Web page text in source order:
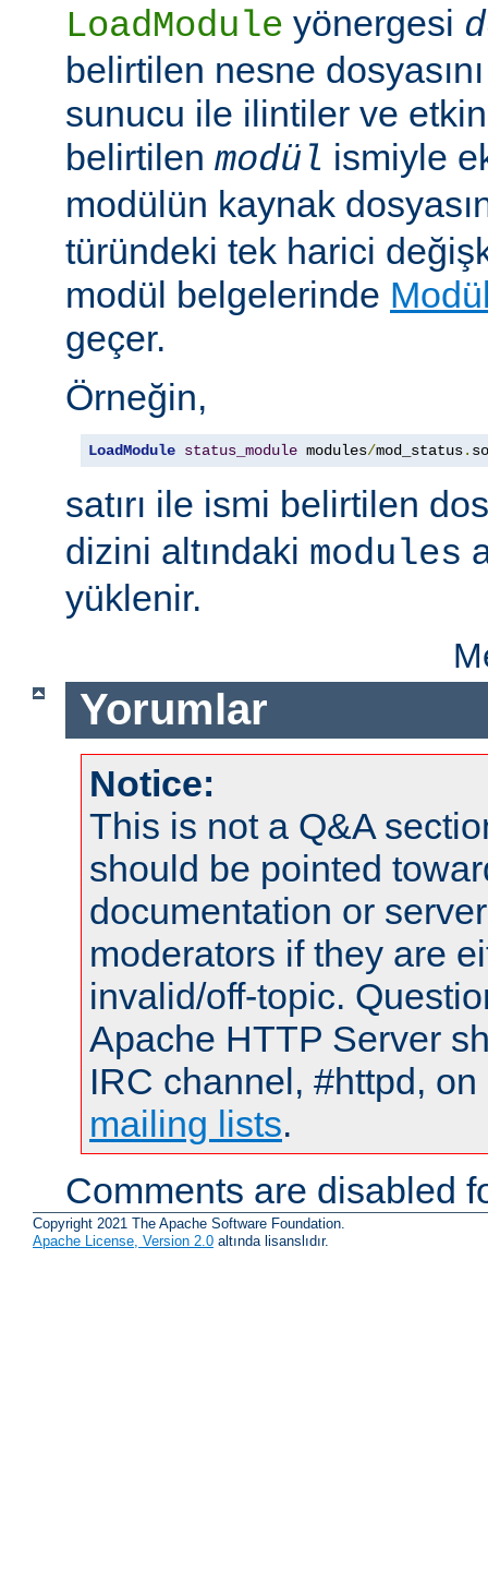
LoadModule yönergesi
belirtilen nesne
sunucu ile ilintiler ve
belirtilen modül ismiyle
modülün kaynak
türündeki tek harici
modül belgelerinde
geçer.
Örneğin,
LoadModule status_module modules/mod_status. so
satırı ile ismi belirtilen
dizini altındaki modules
yüklenir.
Yorumlar
Notice:
This is not a Q&A
should be pointed
documentation or
moderators if they are
invalid/off-topic.
Apache HTTP Server
IRC channel, #httpd,
mailing lists.
Comments are disabled
Copyright 2021 The Apache Software Foundation.
Apache License, Version 2.0 altında lisanslıdır.